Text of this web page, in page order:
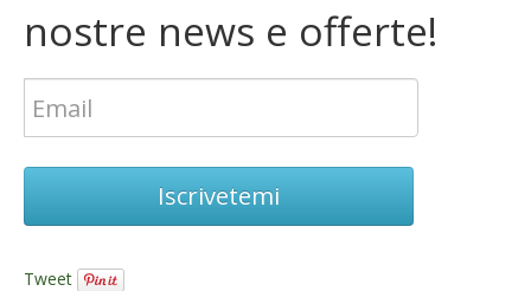
nostre news e offerte!
Iscrivetemi
Tweet